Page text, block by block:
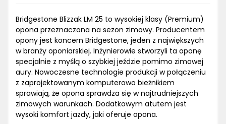
Bridgestone Blizzak LM 25 to wysokiej klasy (Premium)
opona przeznaczona na sezon zimowy. Producentem
opony jest koncern Bridgestone, jeden z największych
w branży oponiarskiej. Inżynierowie stworzyli ta oponę
specjalnie z myślą o szybkiej jeździe pomimo zimowej
aury. Nowoczesne technologie produkcji w połączeniu
z zaprojektowanym komputerowo bieżnikiem
sprawiają, że opona sprawdza się w najtrudniejszych
zimowych warunkach. Dodatkowym atutem jest
wysoki komfort jazdy, jaki oferuje opona.